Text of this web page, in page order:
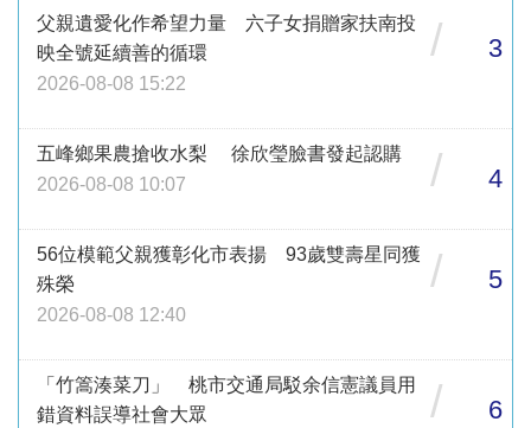
父親遺愛化作希望力量 六子女捐贈家扶南投
映全號延續善的循環
2026-08-08 15:22
/ 3
五峰鄉果農搶收水梨 徐欣瑩臉書發起認購
2026-08-08 10:07
/ 4
56位模範父親獲彰化市表揚 93歲雙壽星同獲
殊榮
2026-08-08 12:40
/ 5
「竹篙湊菜刀」 桃市交通局駁余信憲議員用
錯資料誤導社會大眾
/ 6